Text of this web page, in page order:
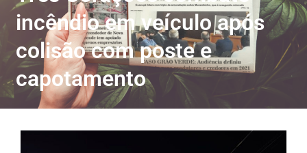
incêndio em veículo após
colisão com poste e
capotamento